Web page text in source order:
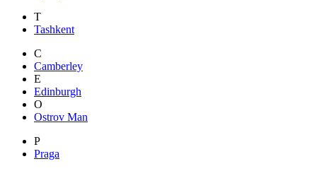
T
Tashkent
C
Camberley
E
Edinburgh
O
Ostrov Man
P
Praga